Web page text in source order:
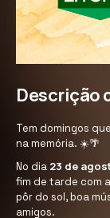
Descrição
Tem domingos
na memória. ☀️🌴
No dia 23 de
fim de tarde com
pôr do sol, boa
amigos.